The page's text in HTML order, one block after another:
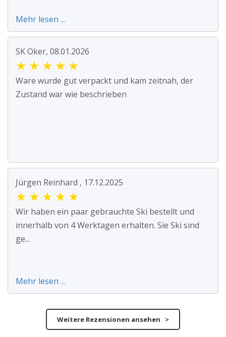
Mehr lesen ...
SK Oker, 08.01.2026
★ ★ ★ ★ ★
Ware wurde gut verpackt und kam zeitnah, der
Zustand war wie beschrieben
Jürgen Reinhard , 17.12.2025
★ ★ ★ ★ ★
Wir haben ein paar gebrauchte Ski bestellt und
innerhalb von 4 Werktagen erhalten. Sie Ski sind
ge...
Mehr lesen ...
Weitere Rezensionen ansehen >